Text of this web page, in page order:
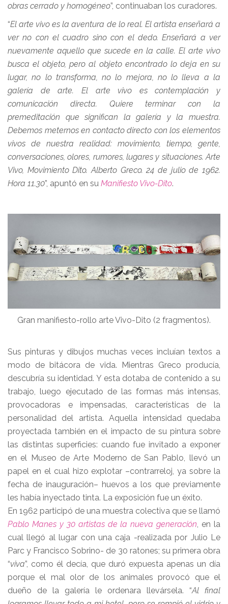
obras cerrado y homogéneo”, continuaban los curadores.
“El arte vivo es la aventura de lo real. El artista enseñará a
ver no con el cuadro sino con el dedo. Enseñará a ver
nuevamente aquello que sucede en la calle. El arte vivo
busca el objeto, pero al objeto encontrado lo deja en su
lugar, no lo transforma, no lo mejora, no lo lleva a la
galería de arte. El arte vivo es contemplación y
comunicación directa. Quiere terminar con la
premeditación que significan la galería y la muestra.
Debemos meternos en contacto directo con los elementos
vivos de nuestra realidad: movimiento, tiempo, gente,
conversaciones, olores, rumores, lugares y situaciones. Arte
Vivo, Movimiento Dito. Alberto Greco. 24 de julio de 1962.
Hora 11.30”, apuntó en su Manifiesto Vivo-Dito.
Gran manifiesto-rollo arte Vivo-Dito (2 fragmentos).
Sus pinturas y dibujos muchas veces incluían textos a
modo de bitácora de vida. Mientras Greco producía,
descubría su identidad. Y esta dotaba de contenido a su
trabajo, luego ejecutado de las formas más intensas,
provocadoras e impensadas, características de la
personalidad del artista. Aquella intensidad quedaba
proyectada también en el impacto de su pintura sobre
las distintas superficies: cuando fue invitado a exponer
en el Museo de Arte Moderno de San Pablo, llevó un
papel en el cual hizo explotar –contrarreloj, ya sobre la
fecha de inauguración– huevos a los que previamente
les había inyectado tinta. La exposición fue un éxito.
En 1962 participó de una muestra colectiva que se llamó
Pablo Manes y 30 artistas de la nueva generación , en la
cual llegó al lugar con una caja -realizada por Julio Le
Parc y Francisco Sobrino- de 30 ratones; su primera obra
“viva”, como él decía, que duró expuesta apenas un día
porque el mal olor de los animales provocó que el
dueño de la galería le ordenara llevársela. “Al final